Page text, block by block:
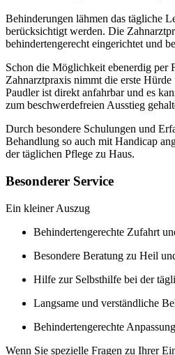
Behinderungen lähmen das tägliche
berücksichtigt werden. Die
behindertengerecht eingerichtet und
Schon die Möglichkeit ebenerdig per
Zahnarztpraxis nimmt die erste
Paudler ist direkt anfahrbar und es
zum beschwerdefreien Ausstieg
Durch besondere Schulungen und
Behandlung so auch mit Handicap
der täglichen Pflege zu Haus.
Besonderer Service
Ein kleiner Auszug
Behindertengerechte Zufahrt
Besondere Beratung zu Heil
Hilfe zur Selbsthilfe bei der
Langsame und verständliche
Behindertengerechte
Wenn Sie spezielle Fragen zu Ihrer